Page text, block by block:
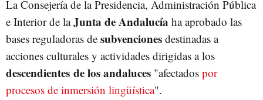
La Consejería de la Presidencia, Administración Pública
e Interior de laJunta de Andalucía ha aprobado las
bases reguladoras de subvenciones destinadas a
acciones culturales y actividades dirigidas a los
descendientes de los andaluces "afectados por
procesos de inmersión lingüística".